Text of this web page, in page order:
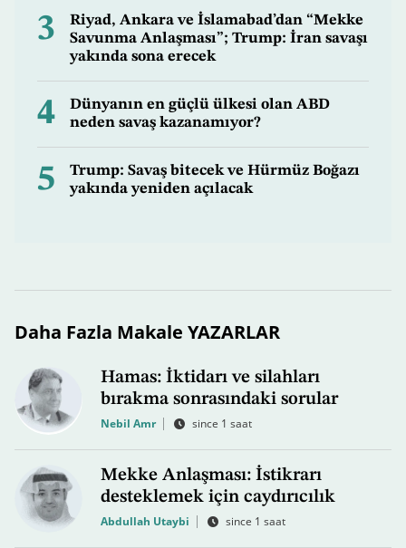
3
Riyad, Ankara ve İslamabad’dan “Mekke
Savunma Anlaşması”; Trump: İran savaşı
yakında sona erecek
4
Dünyanın en güçlü ülkesi olan ABD
neden savaş kazanamıyor?
5
Trump: Savaş bitecek ve Hürmüz Boğazı
yakında yeniden açılacak
Daha Fazla Makale YAZARLAR
Hamas: İktidarı ve silahları
bırakma sonrasındaki sorular
Nebil Amr since 1 saat
Mekke Anlaşması: İstikrarı
desteklemek için caydırıcılık
Abdullah Utaybi since 1 saat